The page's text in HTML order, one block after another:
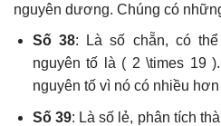
nguyên dương. Chúng có
Số 38: Là số chẵn, có
nguyên tố là ( 2 \times 19
nguyên tố vì nó có nhiều
Số 39: Là số lẻ, phân tích